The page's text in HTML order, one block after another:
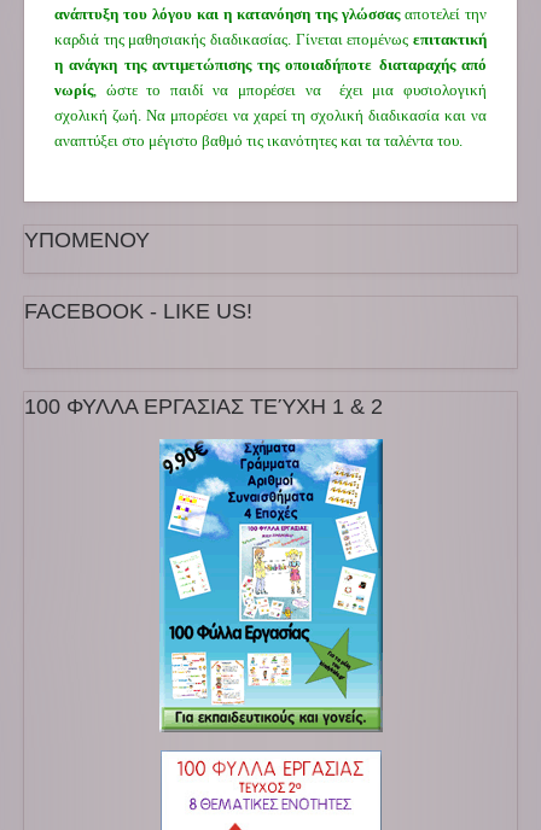
ανάπτυξη του λόγου και η κατανόηση της γλώσσαςαποτελεί την
καρδιά της μαθησιακής διαδικασίας. Γίνεται επομένως επιτακτική
η ανάγκη της αντιμετώπισης της οποιαδήποτε διαταραχής από
νωρίς, ώστε το παιδί να μπορέσει να έχει μια φυσιολογική
σχολική ζωή. Να μπορέσει να χαρεί τη σχολική διαδικασία και να
αναπτύξει στο μέγιστο βαθμό τις ικανότητες και τα ταλέντα του.
ΥΠΟΜΕΝΟΥ
FACEBOOK - LIKE US!
100 ΦΥΛΛΑ ΕΡΓΑΣΙΑΣ ΤΕΎΧΗ 1 & 2